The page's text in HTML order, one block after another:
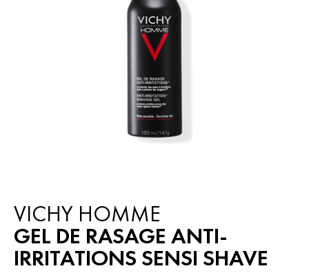
VICHY HOMME
GEL DE RASAGE ANTI-
IRRITATIONS SENSI SHAVE